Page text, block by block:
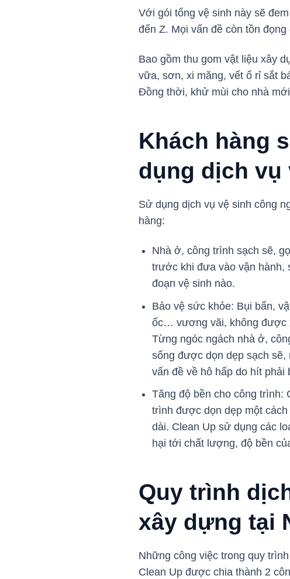
Với gói tổng vệ sinh này sẽ
đến Z. Mọi vấn đề còn tồn
Bao gồm thu gom vật liệu xây
vữa, sơn, xi măng, vết ố rỉ sắt
Đồng thời, khử mùi cho nhà
Khách hàng
dụng dịch vụ
Sử dụng dịch vụ vệ sinh công
hàng:
Nhà ở, công trình sạch sẽ,
trước khi đưa vào vận hành,
đoạn vệ sinh nào.
Bảo vệ sức khỏe: Bụi bẩn,
ốc… vương vãi, không được
Từng ngóc ngách nhà ở,
sống được dọn dẹp sạch
vấn đề về hô hấp do hít
Tăng độ bền cho công trình:
trình được dọn dẹp một
dài. Clean Up sử dụng các
hại tới chất lượng, độ bền
Quy trình
xây dựng tại
Những công việc trong quy
Clean Up được chia thành 2